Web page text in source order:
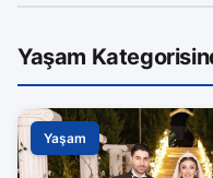
Yaşam
Yaşam